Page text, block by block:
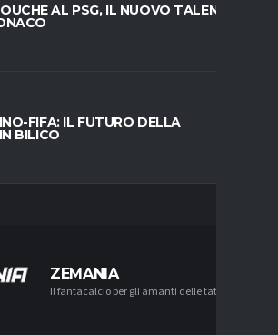
AL PSG, IL NUOVO TALENTO
FIFA: IL FUTURO DELLA
BILICO
ZEMANIA
Il fantacalcio per gli amanti delle tattiche